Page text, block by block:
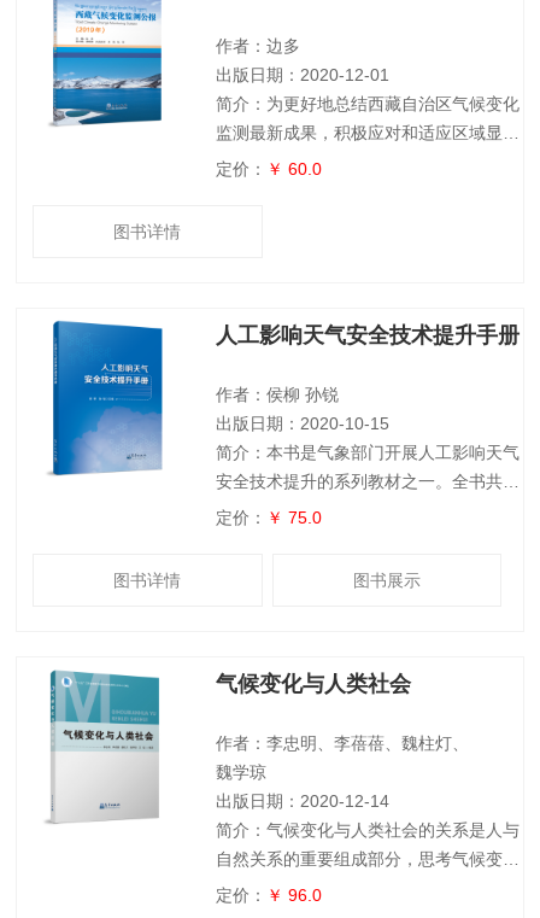
及相关专业的教材,对从事天气预报业务
人员和相关
作者：边多
出版日期：2020-12-01
简介：为更好地总结西藏自治区气候变化
监测最新成果，积极应对和适应区域显著
增暖 和极端天气气候事件变化，西藏自
植被、生态气候等方面揭示了20世纪中叶
定价： ￥ 60.0
图书详情
人工影响天气安全技术提升手册
作者：侯柳 孙锐
出版日期：2020-10-15
简介：本书是气象部门开展人工影响天气
安全技术提升的系列教材之一。全书共分
3编16章，第1编主要介绍了人工影响天
需求书、试验大纲和建设指南，第2编介
影响天气安全技术提升工作的管理人员和
定价： ￥ 75.0
图书详情 图书展示
气候变化与人类社会
作者：李忠明、李蓓蓓、魏柱灯、
魏学琼
出版日期：2020-12-14
简介：气候变化与人类社会的关系是人与
自然关系的重要组成部分，思考气候变化
及其与人类活动相互作用的现象、事实、
定价： ￥ 96.0